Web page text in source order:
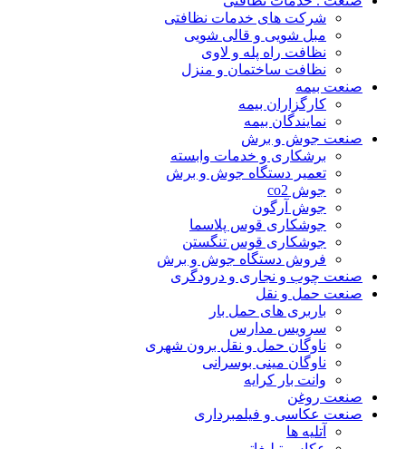
شرکت های خدمات نظافتی
مبل شویی و قالی شویی
نظافت راه پله و لاوی
نظافت ساختمان و منزل
صنعت بیمه
کارگزاران بیمه
نمایندگان بیمه
صنعت جوش و برش
برشکاری و خدمات وابسته
تعمیر دستگاه جوش و برش
جوش co2
جوش آرگون
جوشکاری قوس پلاسما
جوشکاری قوس تنگستن
فروش دستگاه جوش و برش
صنعت چوب و نجاری و درودگری
صنعت حمل و نقل
باربری های حمل بار
سرویس مدارس
ناوگان حمل و نقل برون شهری
ناوگان مینی بوسرانی
وانت بار کرایه
صنعت روغن
صنعت عکاسی و فیلمبرداری
آتلیه ها